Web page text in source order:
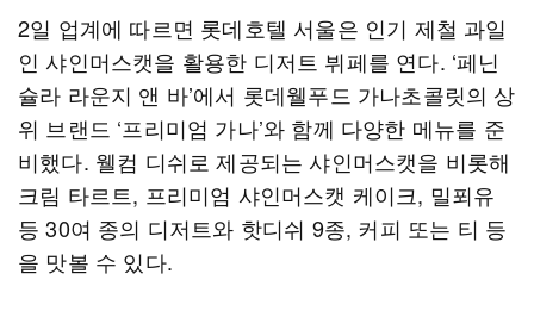
2일 업계에 따르면 롯데호텔 서울은 인기 제철 과일
인 샤인머스캣을 활용한 디저트 뷔페를 연다. ‘페닌
슐라 라운지 앤 바’에서 롯데웰푸드 가나초콜릿의 상
위 브랜드 ‘프리미엄 가나’와 함께 다양한 메뉴를 준
비했다. 웰컴 디쉬로 제공되는 샤인머스캣을 비롯해
크림 타르트, 프리미엄 샤인머스캣 케이크, 밀푀유
등 30여 종의 디저트와 핫디쉬 9종, 커피 또는 티 등
을 맛볼 수 있다.